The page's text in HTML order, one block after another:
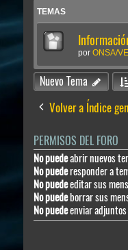
TEMAS
por ONSA/VE
Nuevo Tema
Volver a Índice
PERMISOS DEL FORO
No puedeabrir nuevos
No puederesponder a
No puedeeditar sus
No puedeborrar sus
No puedeenviar adjuntos